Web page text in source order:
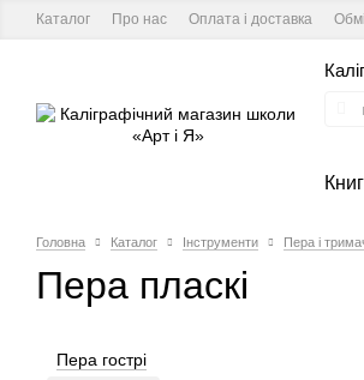
Каталог Про нас Оплата і доставка
Головна Каталог Інструменти Пера і
Пера пласкі
Пера гострі